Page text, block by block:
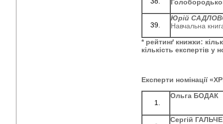
Юрій
Навчальна
* рейтинґ книжки:
кількість експертів у
Експерти номінації
Ольга БОДАК
Сергій